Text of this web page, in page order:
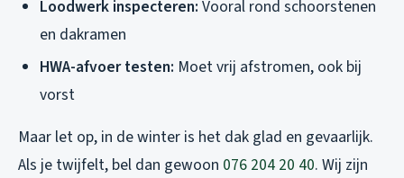
Loodwerk inspecteren: Vooral rond schoorstenen
en dakramen
HWA-afvoer testen: Moet vrij afstromen, ook bij
vorst
Maar let op, in de winter is het dak glad en gevaarlijk.
Als je twijfelt, bel dan gewoon 076 204 20 40. Wij zijn